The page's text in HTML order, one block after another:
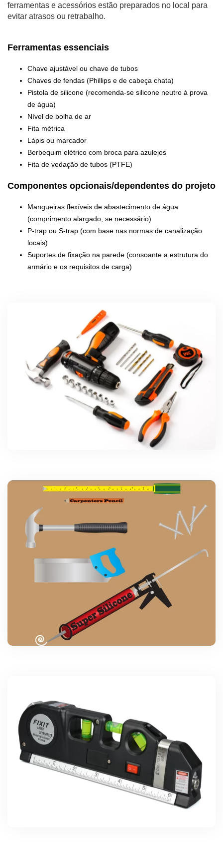
ferramentas e acessórios estão preparados no local para
evitar atrasos ou retrabalho.
Ferramentas essenciais
Chave ajustável ou chave de tubos
Chaves de fendas (Phillips e de cabeça chata)
Pistola de silicone (recomenda-se silicone neutro à prova
de água)
Nível de bolha de ar
Fita métrica
Lápis ou marcador
Berbequim elétrico com broca para azulejos
Fita de vedação de tubos (PTFE)
Componentes opcionais/dependentes do projeto
Mangueiras flexíveis de abastecimento de água
(comprimento alargado, se necessário)
P-trap ou S-trap (com base nas normas de canalização
locais)
Suportes de fixação na parede (consoante a estrutura do
armário e os requisitos de carga)